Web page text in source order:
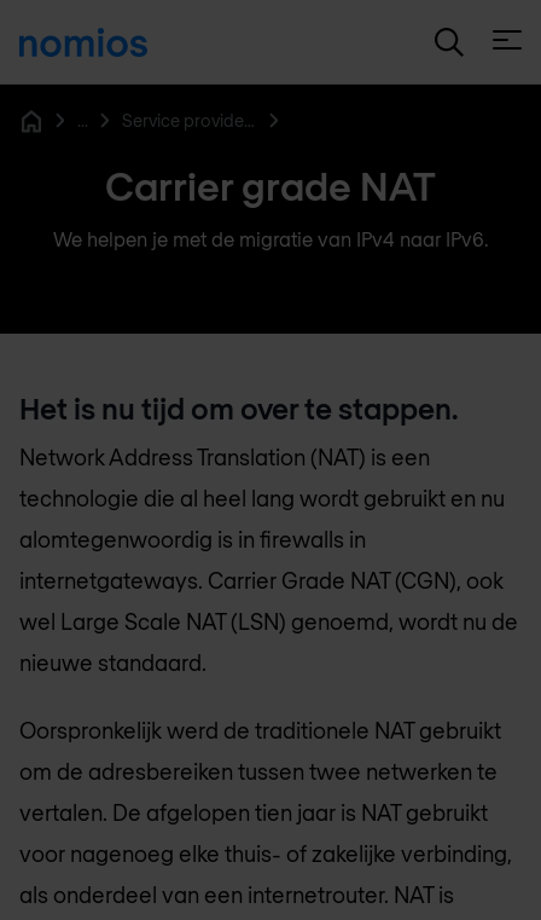
... Service provider networking
Carrier grade NAT
We helpen je met de migratie van IPv4 naar IPv6.
Het is nu tijd om over te stappen.
Network Address Translation (NAT) is een
technologie die al heel lang wordt gebruikt en nu
alomtegenwoordig is in firewalls in
internetgateways. Carrier Grade NAT (CGN), ook
wel Large Scale NAT (LSN) genoemd, wordt nu de
nieuwe standaard.
Oorspronkelijk werd de traditionele NAT gebruikt
om de adresbereiken tussen twee netwerken te
vertalen. De afgelopen tien jaar is NAT gebruikt
voor nagenoeg elke thuis- of zakelijke verbinding,
als onderdeel van een internetrouter. NAT is